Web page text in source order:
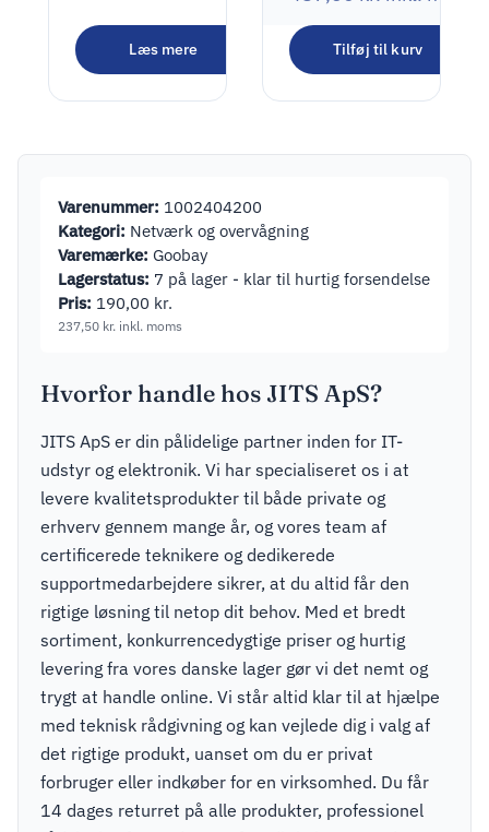
Eufy S330
eufyCam
(eufyCam 3)
Netværksovervågningskamera
2.480,00kr.
3.100,00kr.inkl. moms
Læs mere Tilføj til kurv
Varenummer: 1002404200
Kategori: Netværk og overvågning
Varemærke: Goobay
Lagerstatus: 7 på lager - klar til hurtig forsendelse
Pris: 190,00 kr.
237,50 kr. inkl. moms
Hvorfor handle hos JITS ApS?
JITS ApS er din pålidelige partner inden for IT-
udstyr og elektronik. Vi har specialiseret os i at
levere kvalitetsprodukter til både private og
erhverv gennem mange år, og vores team af
certificerede teknikere og dedikerede
supportmedarbejdere sikrer, at du altid får den
rigtige løsning til netop dit behov. Med et bredt
sortiment, konkurrencedygtige priser og hurtig
levering fra vores danske lager gør vi det nemt og
trygt at handle online. Vi står altid klar til at hjælpe
med teknisk rådgivning og kan vejlede dig i valg af
det rigtige produkt, uanset om du er privat
forbruger eller indkøber for en virksomhed. Du får
14 dages returret på alle produkter, professionel